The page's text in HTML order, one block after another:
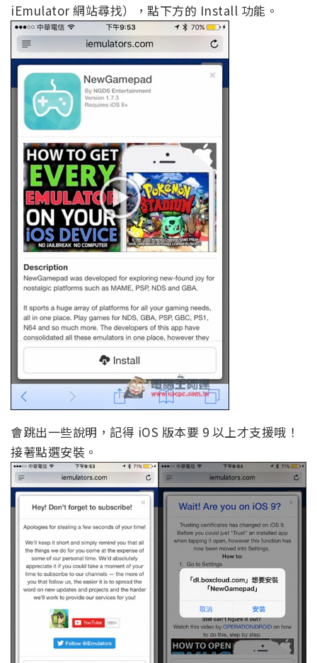
iEmulator 網站尋找），點下方的 Install 功能。
會跳出一些說明，記得 iOS 版本要 9 以上才支援哦！
接著點選安裝。